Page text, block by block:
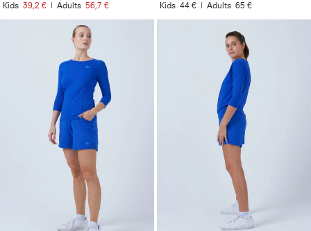
Kids 39,2 € | Adults 56,7 € Kids 44 € | Adults 65 €